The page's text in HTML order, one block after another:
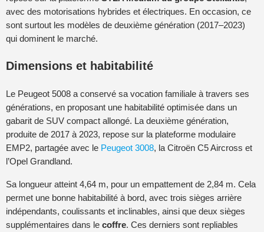
avec des motorisations hybrides et électriques. En occasion, ce
sont surtout les modèles de deuxième génération (2017–2023)
qui dominent le marché.
Dimensions et habitabilité
Le Peugeot 5008 a conservé sa vocation familiale à travers ses
générations, en proposant une habitabilité optimisée dans un
gabarit de SUV compact allongé. La deuxième génération,
produite de 2017 à 2023, repose sur la plateforme modulaire
EMP2, partagée avec le Peugeot 3008, la Citroën C5 Aircross et
l’Opel Grandland.
Sa longueur atteint 4,64 m, pour un empattement de 2,84 m. Cela
permet une bonne habitabilité à bord, avec trois sièges arrière
indépendants, coulissants et inclinables, ainsi que deux sièges
supplémentaires dans le coffre. Ces derniers sont repliables